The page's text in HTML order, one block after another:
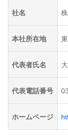
社名
本社所在地
代表者氏名
代表電話番号
ホームページ